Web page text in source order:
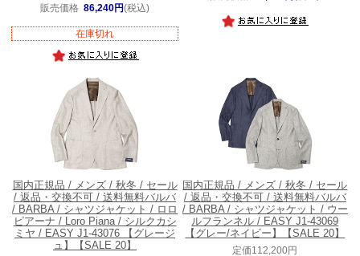
販売価格 86,240円(税込)
在庫切れ
国内正規品 / メンズ / 秋冬 / セール
/ 返品・交換不可 / 送料無料バルバ
/ BARBA / シャツジャケット / ロロ
ピアーナ / Loro Piana / シルクカシ
ミヤ / EASY J1-43076 【グレージ
ュ】【SALE 20】
国内正規品 / メンズ / 秋冬 / セール
/ 返品・交換不可 / 送料無料バルバ
/ BARBA / シャツジャケット / ウー
ルフランネル / EASY J1-43069
【グレー/ネイビー】【SALE 20】
定価112,200円